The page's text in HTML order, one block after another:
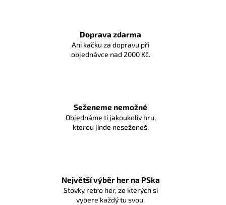
Doprava zdarma
Ani kačku za dopravu při
objednávce nad 2000 Kč.
Seženeme nemožné
Objednáme ti jakoukoliv hru,
kterou jinde neseženeš.
Největší výběr her na PSka
Stovky retro her, ze kterých si
vybere každý tu svou.